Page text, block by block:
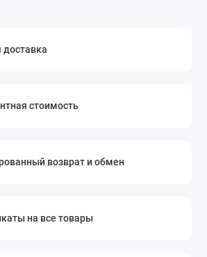
доставка
стоимость
возврат и обмен
на все товары